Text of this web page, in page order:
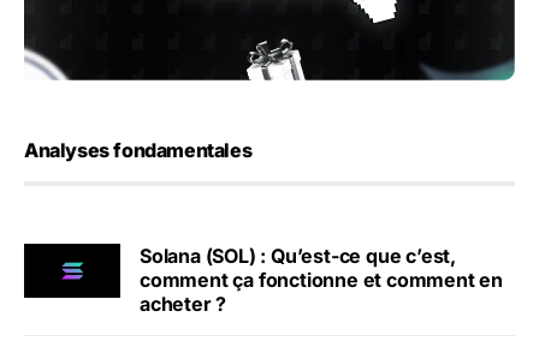
Analyses fondamentales
Solana (SOL) : Qu’est-ce que c’est,
comment ça fonctionne et comment en
acheter ?